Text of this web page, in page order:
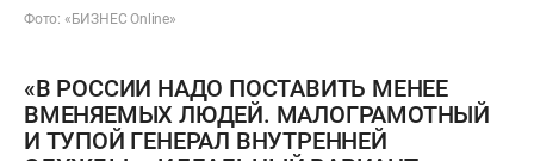
Фото: «БИЗНЕС Online»
«В РОССИИ НАДО ПОСТАВИТЬ МЕНЕЕ
ВМЕНЯЕМЫХ ЛЮДЕЙ. МАЛОГРАМОТНЫЙ
И ТУПОЙ ГЕНЕРАЛ ВНУТРЕННЕЙ